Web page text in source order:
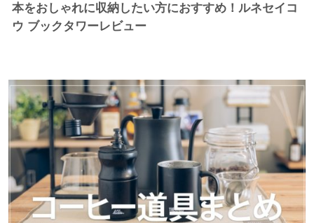
本をおしゃれに収納したい方におすすめ！ルネセイコ
ウ ブックタワーレビュー